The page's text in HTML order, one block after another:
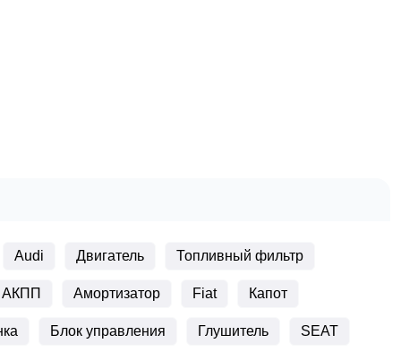
Audi Двигатель Топливный фильтр
АКПП Амортизатор Fiat Капот
Блок управления Глушитель SEAT